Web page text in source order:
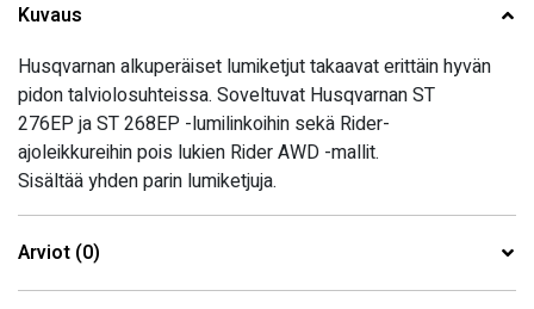
Kuvaus
Husqvarnan alkuperäiset lumiketjut takaavat erittäin hyvän
pidon talviolosuhteissa. Soveltuvat Husqvarnan ST
276EP ja ST 268EP -lumilinkoihin sekä Rider-
ajoleikkureihin pois lukien Rider AWD -mallit.
Sisältää yhden parin lumiketjuja.
Arviot (0)